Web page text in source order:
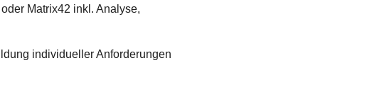
Matrix42 inkl. Analyse,
individueller Anforderungen